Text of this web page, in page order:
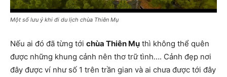
Một số lưu ý khi đi du lịch chùa Thiên Mụ
Nếu ai đó đã từng tới chùa Thiên Mụ thì không thể quên
được những khung cảnh nên thơ trữ tình…. Cảnh đẹp nơi
đây được ví như số 1 trên trần gian và ai chưa được tới đây